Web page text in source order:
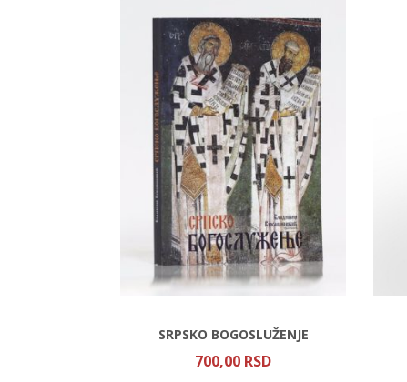
SRPSKO BOGOSLUŽENJE
700,00 RSD